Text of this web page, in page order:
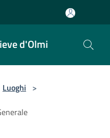
d'Olmi
Luoghi >